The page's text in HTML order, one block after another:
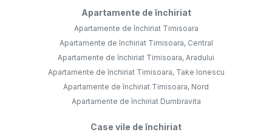
Apartamente de închiriat
Apartamente de închiriat Timisoara
Apartamente de închiriat Timisoara, Central
Apartamente de închiriat Timisoara, Aradului
Apartamente de închiriat Timisoara, Take Ionescu
Apartamente de închiriat Timisoara, Nord
Apartamente de închiriat Dumbravita
Case vile de închiriat